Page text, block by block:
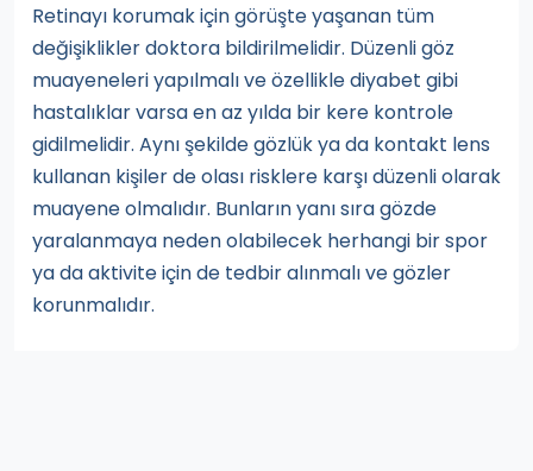
Retinayı korumak için görüşte yaşanan tüm
değişiklikler doktora bildirilmelidir. Düzenli göz
muayeneleri yapılmalı ve özellikle diyabet gibi
hastalıklar varsa en az yılda bir kere kontrole
gidilmelidir. Aynı şekilde gözlük ya da kontakt lens
kullanan kişiler de olası risklere karşı düzenli olarak
muayene olmalıdır. Bunların yanı sıra gözde
yaralanmaya neden olabilecek herhangi bir spor
ya da aktivite için de tedbir alınmalı ve gözler
korunmalıdır.